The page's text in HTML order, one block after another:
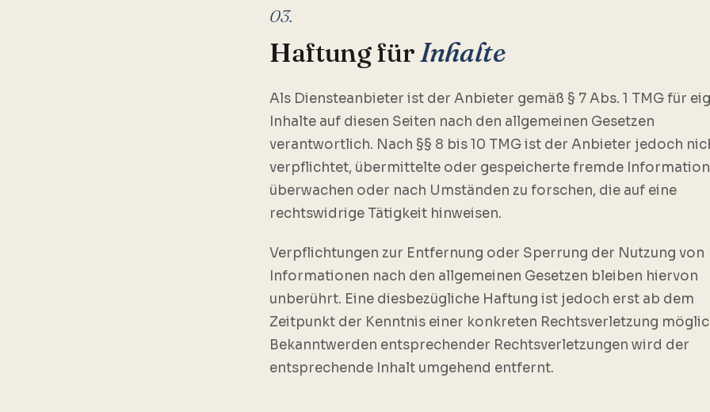
03.
Haftung fürInhalte
Als Diensteanbieter ist der Anbieter gemäß § 7 Abs. 1 TMG für
Inhalte auf diesen Seiten nach den allgemeinen Gesetzen
verantwortlich. Nach §§ 8 bis 10 TMG ist der Anbieter jedoch
verpflichtet, übermittelte oder gespeicherte fremde
überwachen oder nach Umständen zu forschen, die auf eine
rechtswidrige Tätigkeit hinweisen.
Verpflichtungen zur Entfernung oder Sperrung der Nutzung von
Informationen nach den allgemeinen Gesetzen bleiben hiervon
unberührt. Eine diesbezügliche Haftung ist jedoch erst ab dem
Zeitpunkt der Kenntnis einer konkreten Rechtsverletzung
Bekanntwerden entsprechender Rechtsverletzungen wird der
entsprechende Inhalt umgehend entfernt.